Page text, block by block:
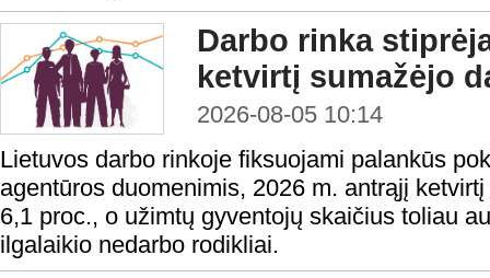
Darbo rinka
ketvirtį sumažėjo
2026-08-05 10:14
Lietuvos darbo rinkoje fiksuojami palankūs
agentūros duomenimis, 2026 m. antrąjį
6,1 proc., o užimtų gyventojų skaičius toliau
ilgalaikio nedarbo rodikliai.